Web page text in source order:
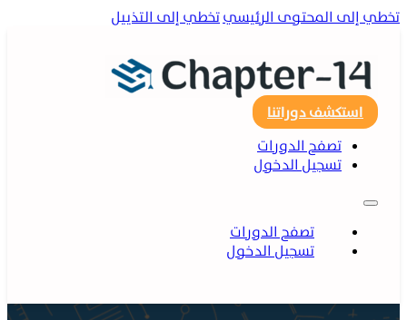
إلى المحتوى الرئيسيتخطي إلى التذييل
استكشف دوراتنا
تصفح الدورات
تسجيل الدخول
تصفح الدورات
تسجيل الدخول